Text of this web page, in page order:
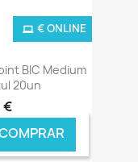
BIC Medium
20un
€
€ ONLINE